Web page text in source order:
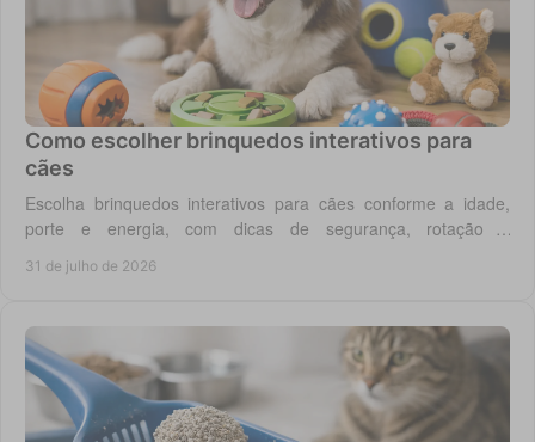
Como escolher brinquedos interativos para
cães
Escolha brinquedos interativos para cães conforme a idade,
porte e energia, com dicas de segurança, rotação e
31 de julho de 2026